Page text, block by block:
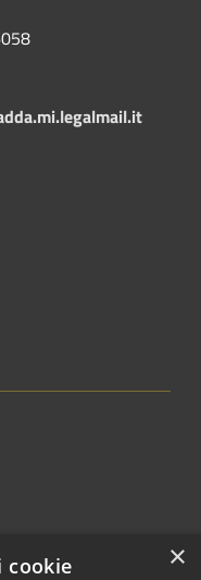
×
cookie